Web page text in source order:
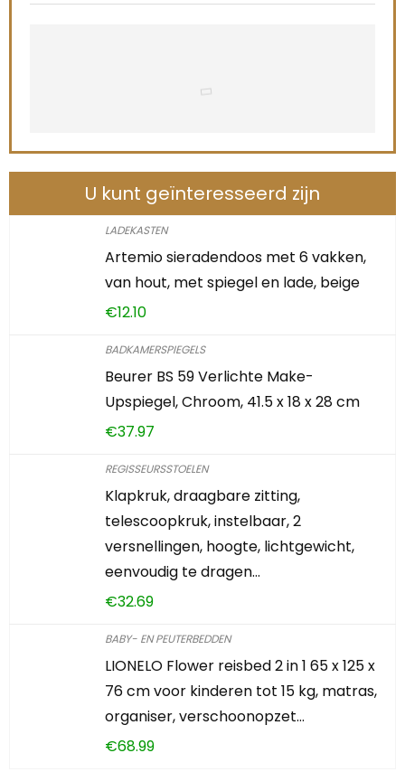
U kunt geïnteresseerd zijn
LADEKASTEN
Artemio sieradendoos met 6 vakken,
van hout, met spiegel en lade, beige
€12.10
BADKAMERSPIEGELS
Beurer BS 59 Verlichte Make-
Upspiegel, Chroom, 41.5 x 18 x 28 cm
€37.97
REGISSEURSSTOELEN
Klapkruk, draagbare zitting,
telescoopkruk, instelbaar, 2
versnellingen, hoogte, lichtgewicht,
eenvoudig te dragen…
€32.69
BABY- EN PEUTERBEDDEN
LIONELO Flower reisbed 2 in 1 65 x 125 x
76 cm voor kinderen tot 15 kg, matras,
organiser, verschoonopzet…
€68.99